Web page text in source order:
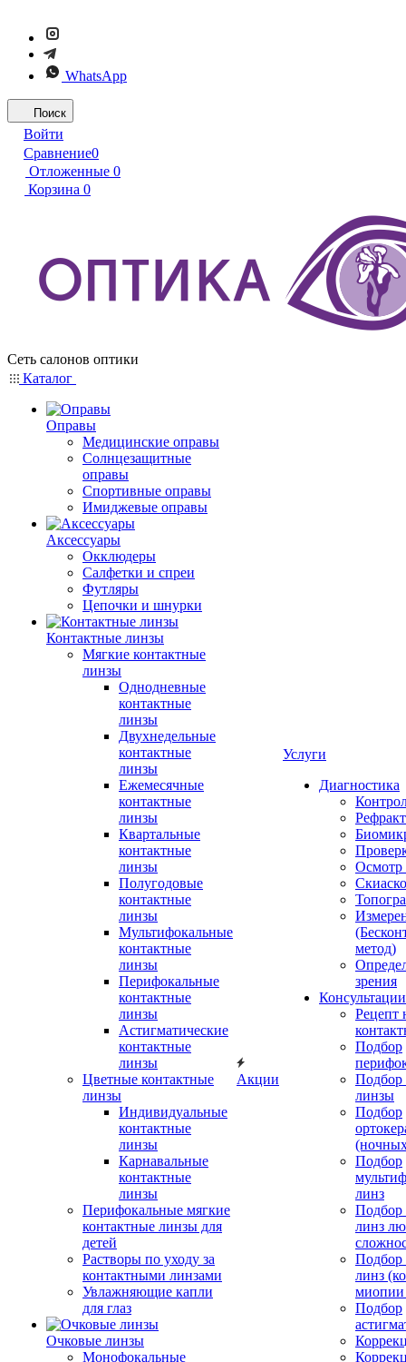
WhatsApp
Поиск
Войти
Сравнение0
Отложенные 0
Корзина 0
Сеть салонов оптики
Каталог
Оправы
Медицинские оправы
Солнцезащитные
оправы
Спортивные оправы
Имиджевые оправы
Аксессуары
Окклюдеры
Салфетки и спреи
Футляры
Цепочки и шнурки
Контактные линзы
Мягкие контактные
линзы
Однодневные
контактные
линзы
Двухнедельные
контактные
линзы
Ежемесячные
контактные
линзы
Квартальные
контактные
линзы
Полугодовые
контактные
линзы
Мультифокальные
контактные
линзы
Перифокальные
контактные
линзы
Астигматические
контактные
линзы
Цветные контактные
линзы
Индивидуальные
контактные
линзы
Карнавальные
контактные
линзы
Перифокальные мягкие
контактные линзы для
детей
Растворы по уходу за
контактными линзами
Увлажняющие капли
для глаз
Очковые линзы
Монофокальные
Акции
Услуги
Диагностика
Осмотр
метод)
зрения
Рецепт
Подбор
Подбор
линзы
Подбор
Подбор
линз
Подбор
линз
Подбор
линз
миопии
Подбор